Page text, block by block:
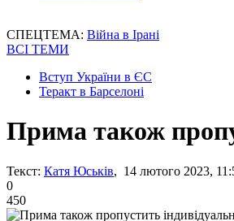
СПЕЦТЕМА: Війна в Ірані
ВСІ ТЕМИ
Вступ України в ЄС
Теракт в Барселоні
Прима також
Текст: Катя Юськів, 14 лютого 2023,
0
450